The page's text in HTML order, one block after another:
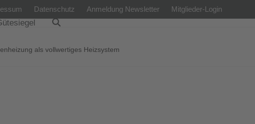
Datenschutz Anmeldung Newsletter Mitglieder-Login
als vollwertiges Heizsystem